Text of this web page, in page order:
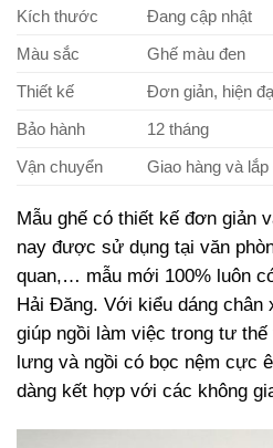
Kích thước
Đang cập nhật
Màu sắc
Ghế màu đen
Thiết kế
Đơn giản, hiện
Bảo hành
12 tháng
Vận chuyển
Giao hàng và
Mẫu ghế có thiết kế đơn giản
nay được sử dụng tại văn
quan,… mẫu mới 100% luôn
Hải Đăng. Với kiểu dáng chân
giúp ngồi làm việc trong tư
lưng và ngồi có bọc nệm cực
dàng kết hợp với các không